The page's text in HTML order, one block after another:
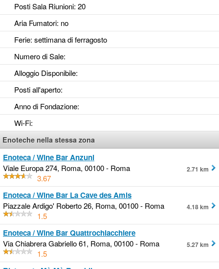
Posti Sala Riunioni: 20
Aria Fumatori: no
Ferie: settimana di ferragosto
Numero di Sale:
Alloggio Disponibile:
Posti all'aperto:
Anno di Fondazione:
Wi-Fi:
Enoteche nella stessa zona
Enoteca / Wine Bar Anzuni
Viale Europa 274, Roma, 00100 - Roma
3.67
2.71 km
Enoteca / Wine Bar La Cave des Amis
Piazzale Ardigo' Roberto 26, Roma, 00100 - Roma
1.5
4.18 km
Enoteca / Wine Bar Quattrochiacchiere
Via Chiabrera Gabriello 61, Roma, 00100 - Roma
1.5
5.27 km